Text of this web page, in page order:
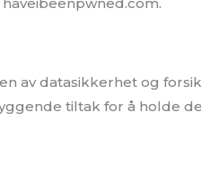
av datasikkerhet og
tiltak for å holde